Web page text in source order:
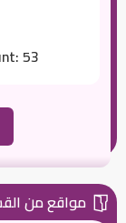
53
مواقع من